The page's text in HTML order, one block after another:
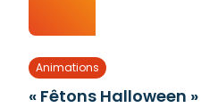
Animations
« Fêtons Halloween »